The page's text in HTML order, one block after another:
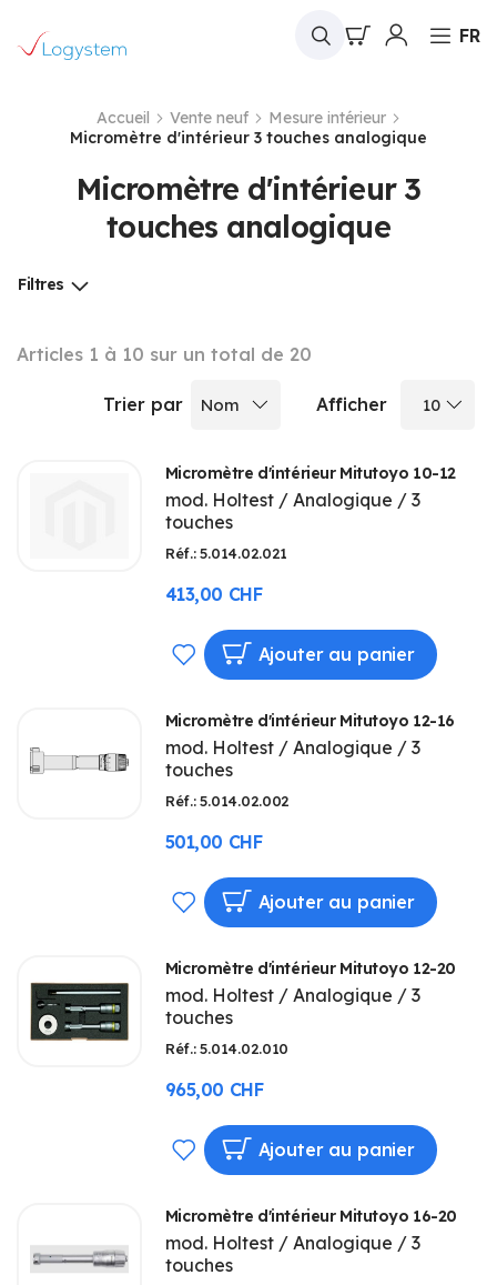
Mon panierFR
Accueil Vente neuf
Mesure intérieur
Micromètre d'intérieur 3 touches analogique
Micromètre d'intérieur 3
touches analogique
Articles 1 à 10 sur un total de 20
Trier par Afficher
Micromètre d'intérieur Mitutoyo 10-12
mod. Holtest / Analogique / 3
touches
Réf.: 5.014.02.021
413,00 CHF
AJOUTER
MA
LISTE
D’ENVIE
Ajouter au panier
Micromètre d'intérieur Mitutoyo 12-16
mod. Holtest / Analogique / 3
touches
Réf.: 5.014.02.002
501,00 CHF
AJOUTER
MA
LISTE
D’ENVIE
Ajouter au panier
Micromètre d'intérieur Mitutoyo 12-20
mod. Holtest / Analogique / 3
touches
Réf.: 5.014.02.010
965,00 CHF
AJOUTER
MA
LISTE
Ajouter au panier
Micromètre d'intérieur Mitutoyo 16-20
mod. Holtest / Analogique / 3
touches
Filtres